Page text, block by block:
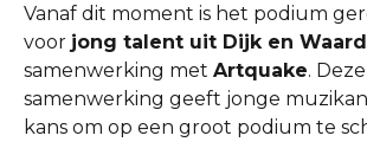
Vanaf dit moment is het podium
voor jong talent uit Dijk en Waard
samenwerking met Artquake. Deze
samenwerking geeft jonge
kans om op een groot podium te